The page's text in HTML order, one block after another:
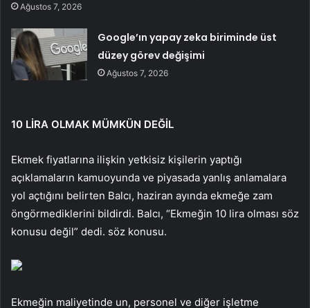
Ağustos 7, 2026
Google’ın yapay zeka biriminde üst
düzey görev değişimi
Ağustos 7, 2026
10 LİRA OLMAK MÜMKÜN DEĞİL
Ekmek fiyatlarına ilişkin yetkisiz kişilerin yaptığı
açıklamaların kamuoyunda ve piyasada yanlış anlamalara
yol açtığını belirten Balcı, haziran ayında ekmeğe zam
öngörmediklerini bildirdi. Balcı, “Ekmeğin 10 lira olması söz
konusu değil” dedi. söz konusu.
Ekmeğin maliyetinde un, personel ve diğer işletme